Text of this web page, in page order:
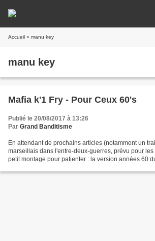
Accueil » manu key
manu key
Mafia k'1 Fry - Pour Ceux 60's
Publié le 20/08/2017 à 13:26
Par Grand Banditisme
En attendant de prochains articles (notamment un
marseillais dans l'entre-deux-guerres, prévu pour
petit montage pour patienter : la version années 60